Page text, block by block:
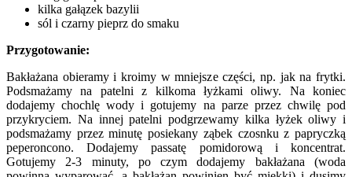
kilka gałązek bazylii
sól i czarny pieprz do smaku
Przygotowanie:
Bakłażana obieramy i kroimy w mniejsze części, np. jak na frytki.
Podsmażamy na patelni z kilkoma łyżkami oliwy. Na koniec
dodajemy chochlę wody i gotujemy na parze przez chwilę pod
przykryciem. Na innej patelni podgrzewamy kilka łyżek oliwy i
podsmażamy przez minutę posiekany ząbek czosnku z papryczką
peperoncono. Dodajemy passatę pomidorową i koncentrat.
Gotujemy 2-3 minuty, po czym dodajemy bakłażana (woda